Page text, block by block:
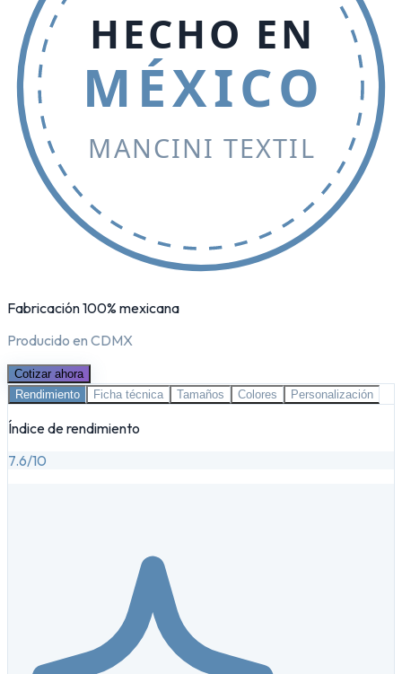
HECHO EN
MÉXICO
MANCINI TEXTIL
Fabricación 100% mexicana
Producido en CDMX
Cotizar ahora
Rendimiento
Ficha técnica Tamaños Colores Personalización
Índice de rendimiento
7.6/10